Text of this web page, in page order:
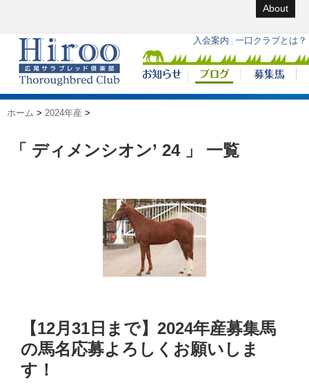
About
ホーム > 2024年産 >
「 ディメンシオン’ 24 」 一覧
【12月31日まで】2024年産募集馬
の馬名応募よろしくお願いしま
す！